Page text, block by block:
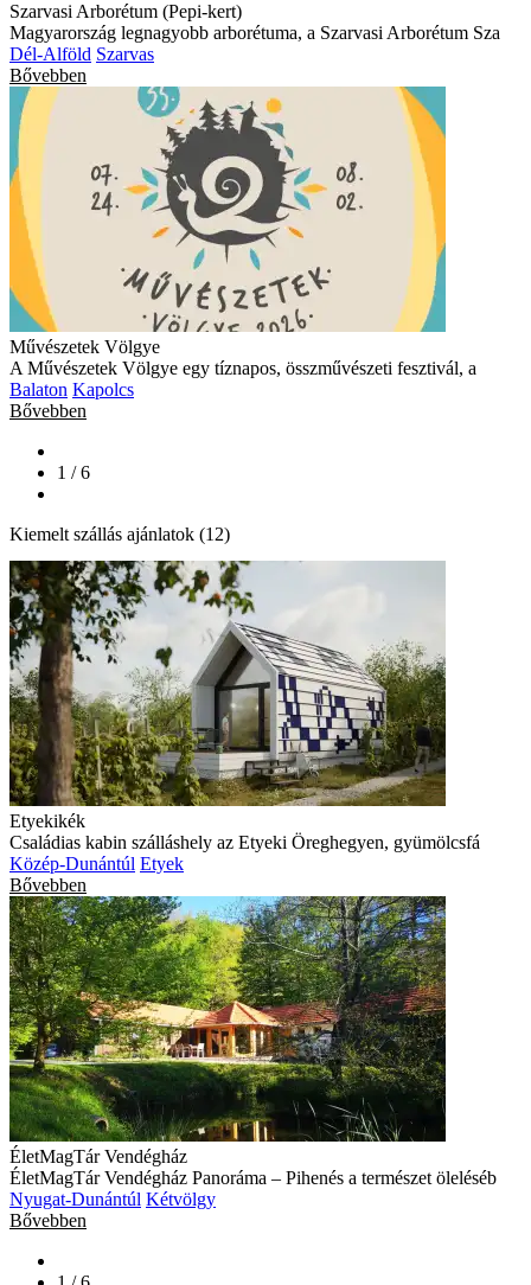
Szarvasi Arborétum (Pepi-kert)
Magyarország legnagyobb arborétuma, a Szarvasi Arborétum Sza
Dél-Alföld Szarvas
Bővebben
Művészetek Völgye
A Művészetek Völgye egy tíznapos, összművészeti fesztivál, a
Balaton Kapolcs
Bővebben
1 / 6
Kiemelt szállás ajánlatok (12)
Etyekikék
Családias kabin szálláshely az Etyeki Öreghegyen, gyümölcsfá
Közép-Dunántúl Etyek
Bővebben
ÉletMagTár Vendégház
ÉletMagTár Vendégház Panoráma – Pihenés a természet öleléséb
Nyugat-Dunántúl Kétvölgy
Bővebben